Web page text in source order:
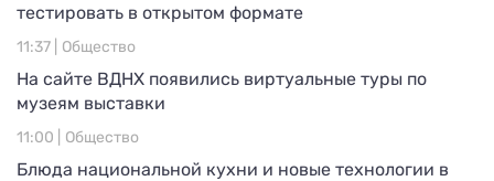
тестировать в открытом формате
11:37 | Общество
На сайте ВДНХ появились виртуальные туры по
музеям выставки
11:00 | Общество
Блюда национальной кухни и новые технологии в